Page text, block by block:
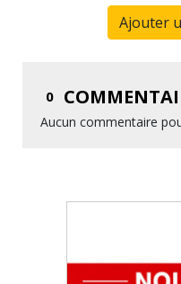
Ajouter
0
Aucun commentaire